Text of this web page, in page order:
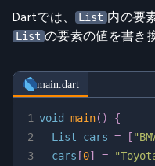
Dartでは、 List 内の要
List の要素の値を書き
main.dart
1
2
3
void main( )
{
  List cars
= [
  cars
[0] =